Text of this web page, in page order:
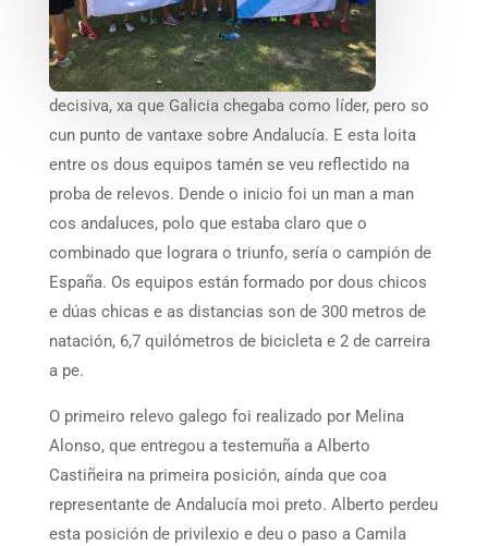
decisiva, xa que Galicia chegaba como líder, pero so
cun punto de vantaxe sobre Andalucía. E esta loita
entre os dous equipos tamén se veu reflectido na
proba de relevos. Dende o inicio foi un man a man
cos andaluces, polo que estaba claro que o
combinado que lograra o triunfo, sería o campión de
España. Os equipos están formado por dous chicos
e dúas chicas e as distancias son de 300 metros de
natación, 6,7 quilómetros de bicicleta e 2 de carreira
a pe.
O primeiro relevo galego foi realizado por Melina
Alonso, que entregou a testemuña a Alberto
Castiñeira na primeira posición, aínda que coa
representante de Andalucía moi preto. Alberto perdeu
esta posición de privilexio e deu o paso a Camila